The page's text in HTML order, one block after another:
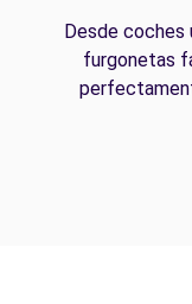
Desde coches
furgonetas